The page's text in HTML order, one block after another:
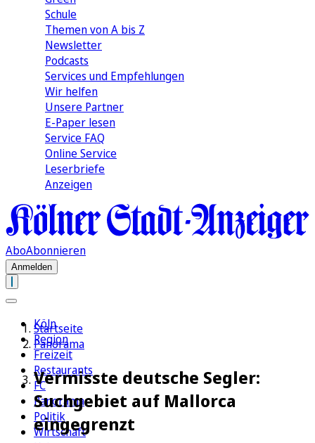
Schule
Themen von A bis Z
Newsletter
Podcasts
Services und Empfehlungen
Wir helfen
Unsere Partner
E-Paper lesen
Service FAQ
Online Service
Leserbriefe
Anzeigen
AboAbonnieren
Anmelden
Köln
Region
Freizeit
Restaurants
FC
Panorama
Politik
Wirtschaft
Startseite
Panorama
Vermisste deutsche Segler:
Suchgebiet auf Mallorca
eingegrenzt